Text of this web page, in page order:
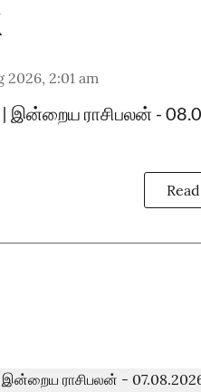
2026, 2:01 am
|| இன்றைய ராசிபலன் -